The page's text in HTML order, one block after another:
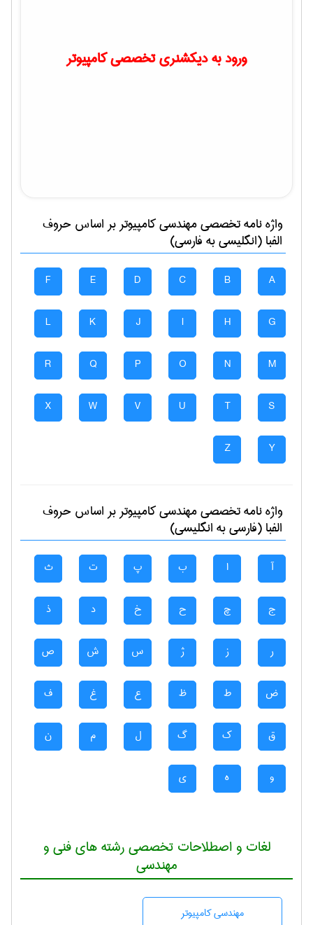
ورود به دیکشنری تخصصی کامپیوتر
واژه نامه تخصصیمهندسی كامپيوتربر اساس حروف
الفبا (انگلیسی به فارسی)
A
B
C
D
E
F
G
H
I
J
K
L
M
N
O
P
Q
R
S
T
U
V
W
X
Y
Z
واژه نامه تخصصیمهندسی كامپيوتربر اساس حروف
الفبا (فارسی به انگلیسی)
آ ا ب پ ت ث
ج چ ح خ د ذ
ر ز ژ س ش ص
ض ط ظ ع غ ف
ق ک گ ل م ن
و ه ی
لغات و اصطلاحات تخصصی رشته های فنی و
مهندسی
مهندسی كامپيوتر